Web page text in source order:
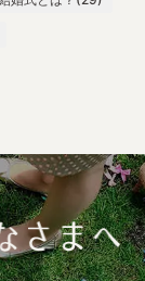
須アイテム(24)
所(17)